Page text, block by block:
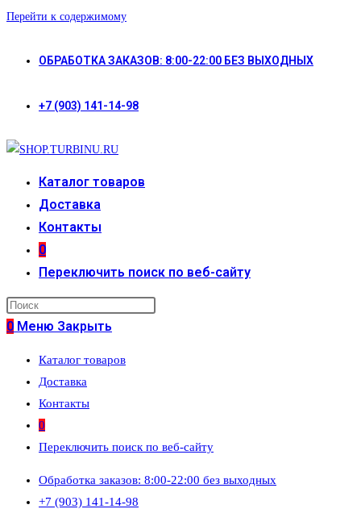
Перейти к содержимому
ОБРАБОТКА ЗАКАЗОВ: 8:00-22:00 БЕЗ ВЫХОДНЫХ
+7 (903) 141-14-98
Каталог товаров
Доставка
Контакты
0
Переключить поиск по веб-сайту
0 Меню Закрыть
Каталог товаров
Доставка
Контакты
0
Переключить поиск по веб-сайту
Обработка заказов: 8:00-22:00 без выходных
+7 (903) 141-14-98